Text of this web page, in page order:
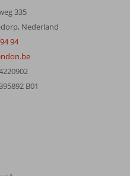
335
Nederland
94
B01